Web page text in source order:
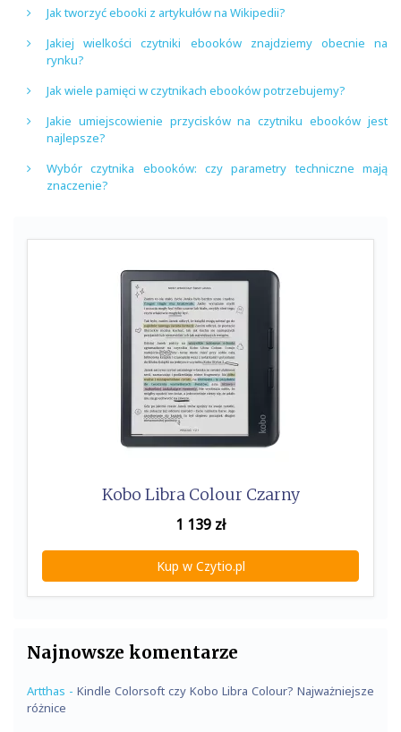
Jak tworzyć ebooki z artykułów na Wikipedii?
Jakiej wielkości czytniki ebooków znajdziemy obecnie na
rynku?
Jak wiele pamięci w czytnikach ebooków potrzebujemy?
Jakie umiejscowienie przycisków na czytniku ebooków jest
najlepsze?
Wybór czytnika ebooków: czy parametry techniczne mają
znaczenie?
Kobo Libra Colour Czarny
1 139 zł
Kup w Czytio.pl
Najnowsze komentarze
Artthas - Kindle Colorsoft czy Kobo Libra Colour? Najważniejsze
różnice